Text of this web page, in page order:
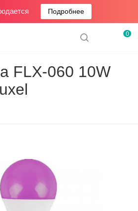
Подробнее
0
FLX-060 10W